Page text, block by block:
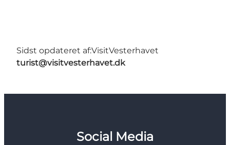
Sidst opdateret af:VisitVesterhavet
turist@visitvesterhavet.dk
Social Media